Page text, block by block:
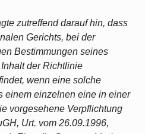
zutreffend darauf hin, dass
Gerichts, bei der
Bestimmungen seines
der Richtlinie
wenn eine solche
einem einzelnen eine in einer
vorgesehene Verpflichtung
Urt. vom 26.09.1996,